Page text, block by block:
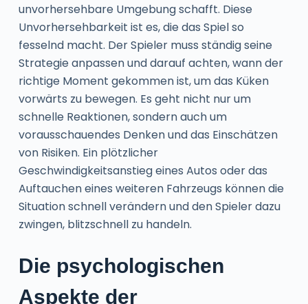
unvorhersehbare Umgebung schafft. Diese
Unvorhersehbarkeit ist es, die das Spiel so
fesselnd macht. Der Spieler muss ständig seine
Strategie anpassen und darauf achten, wann der
richtige Moment gekommen ist, um das Küken
vorwärts zu bewegen. Es geht nicht nur um
schnelle Reaktionen, sondern auch um
vorausschauendes Denken und das Einschätzen
von Risiken. Ein plötzlicher
Geschwindigkeitsanstieg eines Autos oder das
Auftauchen eines weiteren Fahrzeugs können die
Situation schnell verändern und den Spieler dazu
zwingen, blitzschnell zu handeln.
Die psychologischen
Aspekte der